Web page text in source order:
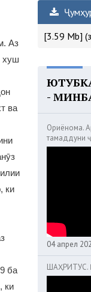
Аз
хуш
ва
ки
ба
ки
[3.59 Mb]
-
Ориёнома.
тамаддуни
04 апрел
ШАҲРИТУС.